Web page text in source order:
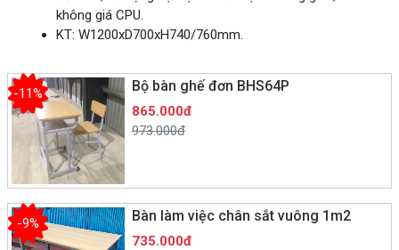
không giá CPU.
KT: W1200xD700xH740/760mm.
Bộ bàn ghế đơn BHS64P
-11%
865.000đ
973.000đ
Bàn làm việc chân sắt vuông 1m2
-9%
735.000đ